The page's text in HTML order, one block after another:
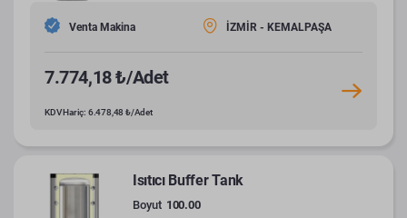
Venta Makina İZMİR - KEMALPAŞA
7.774,18 ₺/Adet
KDV Hariç: 6.478,48 ₺/Adet
Isıtıcı Buffer Tank
Boyut 100.00